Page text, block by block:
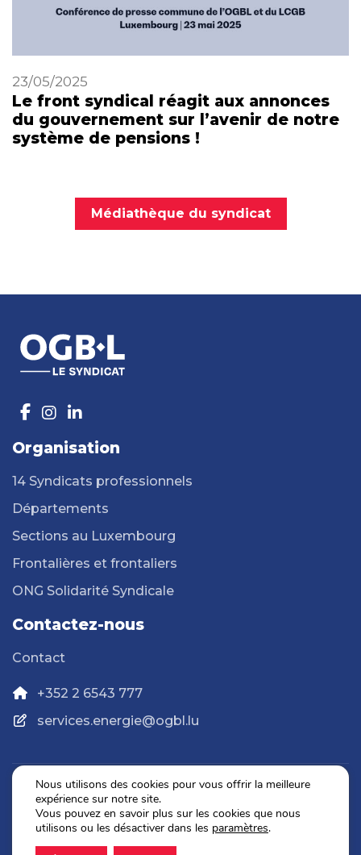
23/05/2025
Le front syndical réagit aux annonces
du gouvernement sur l’avenir de notre
système de pensions !
Médiathèque du syndicat
Organisation
14 Syndicats professionnels
Départements
Sections au Luxembourg
Frontalières et frontaliers
ONG Solidarité Syndicale
Contactez-nous
Contact
+352 2 6543 777
services.energie@ogbl.lu
Politique de confidentialité
Mentions légales
Nous utilisons des cookies pour vous offrir la meilleure
expérience sur notre site.
Vous pouvez en savoir plus sur les cookies que nous
utilisons ou les désactiver dans les paramètres.